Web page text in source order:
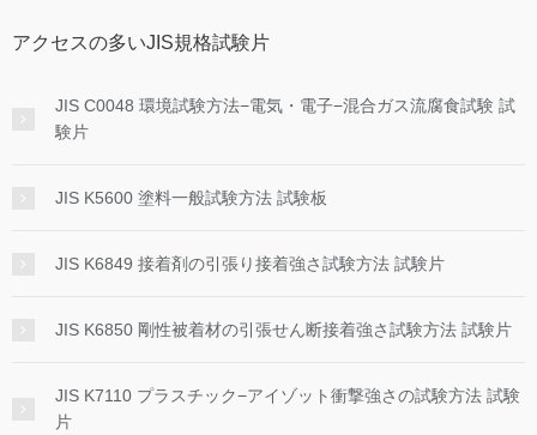
アクセスの多いJIS規格試験片
JIS C0048 環境試験方法−電気・電子−混合ガス流腐食試験 試
験片
JIS K5600 塗料一般試験方法 試験板
JIS K6849 接着剤の引張り接着強さ試験方法 試験片
JIS K6850 剛性被着材の引張せん断接着強さ試験方法 試験片
JIS K7110 プラスチック−アイゾット衝撃強さの試験方法 試験
片